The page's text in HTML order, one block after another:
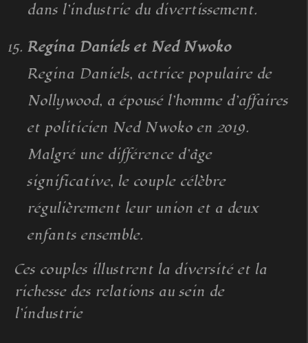
dans l’industrie du divertissement.
Regina Daniels et Ned Nwoko
Regina Daniels, actrice populaire de
Nollywood, a épousé l’homme d’affaires
et politicien Ned Nwoko en 2019.
Malgré une différence d’âge
significative, le couple célèbre
régulièrement leur union et a deux
enfants ensemble.
Ces couples illustrent la diversité et la
richesse des relations au sein de
l’industrie